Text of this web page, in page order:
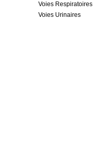
Voies Respiratoires
Voies Urinaires